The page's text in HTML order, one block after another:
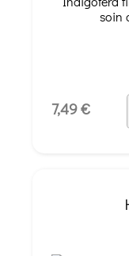
soin
7,49 €